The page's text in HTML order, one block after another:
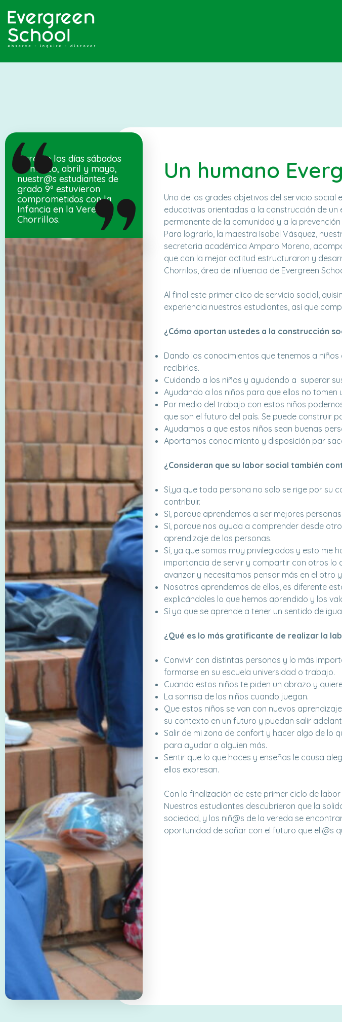
Durante los días sábados
de marzo, abril y mayo,
nuestr@s estudiantes de
grado 9º estuvieron
comprometidos con la
Infancia en la Vereda
Chorrillos.
Un humano
Uno de los grades objetivos del servicio social
educativas orientadas a la construcción de
permanente de la comunidad y a la
Para lograrlo, la maestra Isabel Vásquez,
secretaria académica Amparo Moreno,
que con la mejor actitud estructuraron y
Chorrilos, área de influencia de Evergreen
Al final este primer clico de servicio social,
experiencia nuestros estudiantes, así que
¿Cómo aportan ustedes a la construcción
Dando los conocimientos que tenemos a
recibirlos.
Cuidando a los niños y ayudando a superar
Ayudando a los niños para que ellos no tomen
Por medio del trabajo con estos niños
que son el futuro del país. Se puede construir
Ayudamos a que estos niños sean buenas
Aportamos conocimiento y disposición par
¿Consideran que su labor social también
Sí,ya que toda persona no solo se rige por su
contribuir.
Sí, porque aprendemos a ser mejores
Sí, porque nos ayuda a comprender desde
aprendizaje de las personas.
Sí, ya que somos muy privilegiados y esto me
importancia de servir y compartir con otros lo
avanzar y necesitamos pensar más en el otro
Nosotros aprendemos de ellos, es diferente
explicándoles lo que hemos aprendido y los
Sí ya que se aprende a tener un sentido de
¿Qué es lo más gratificante de realizar la
Convivir con distintas personas y lo más
formarse en su escuela universidad o trabajo.
Cuando estos niños te piden un abrazo y
La sonrisa de los niños cuando juegan.
Que estos niños se van con nuevos
su contexto en un futuro y puedan salir
Salir de mi zona de confort y hacer algo de lo
para ayudar a alguien más.
Sentir que lo que haces y enseñas le causa
ellos expresan.
Con la finalización de este primer ciclo de
Nuestros estudiantes descubrieron que la
sociedad, y los niñ@s de la vereda se
oportunidad de soñar con el futuro que ell@s